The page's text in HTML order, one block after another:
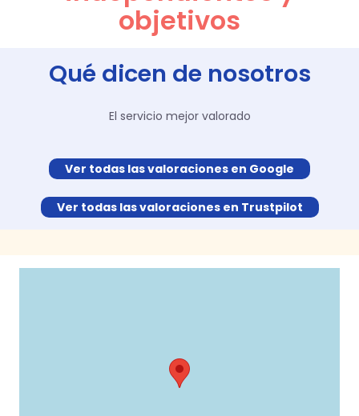
objetivos
Qué dicen de nosotros
El servicio mejor valorado
Ver todas las valoraciones en Google
Ver todas las valoraciones en Trustpilot